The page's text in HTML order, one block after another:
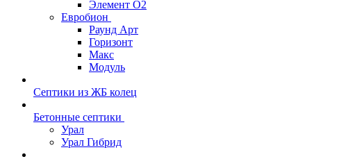
Элемент О2
Евробион
Раунд Арт
Горизонт
Макс
Модуль
Септики из ЖБ колец
Бетонные септики
Урал
Урал Гибрид